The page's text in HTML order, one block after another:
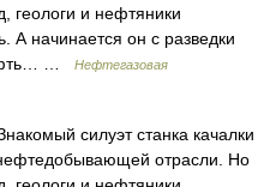
геологи и нефтяники
А начинается он с разведки
…
Нефтегазовая
силуэт станка качалки
отрасли. Но